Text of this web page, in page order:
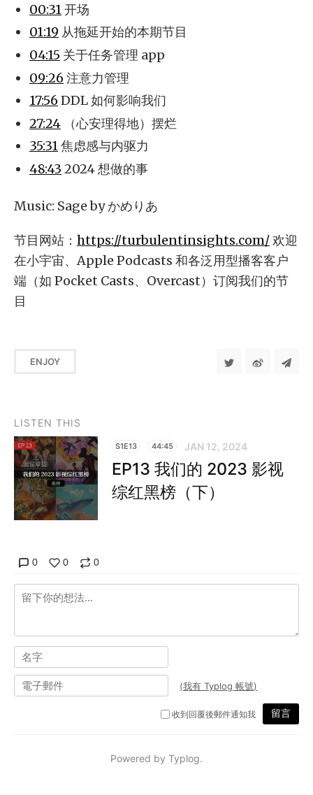
00:31开场
01:19 从拖延开始的本期节目
04:15 关于任务管理 app
09:26 注意力管理
17:56 DDL 如何影响我们
27:24 （心安理得地）摆烂
35:31焦虑感与内驱力
48:43 2024 想做的事
Music: Sage by かめりあ
节目网站： https://turbulentinsights.com/欢迎
在小宇宙、Apple Podcasts 和各泛用型播客客户
端（如 Pocket Casts、Overcast）订阅我们的节
目
ENJOY
LISTEN THIS
S1E13 44:45 JAN 12, 2024
EP13 我们的 2023 影视
综红黑榜（下）